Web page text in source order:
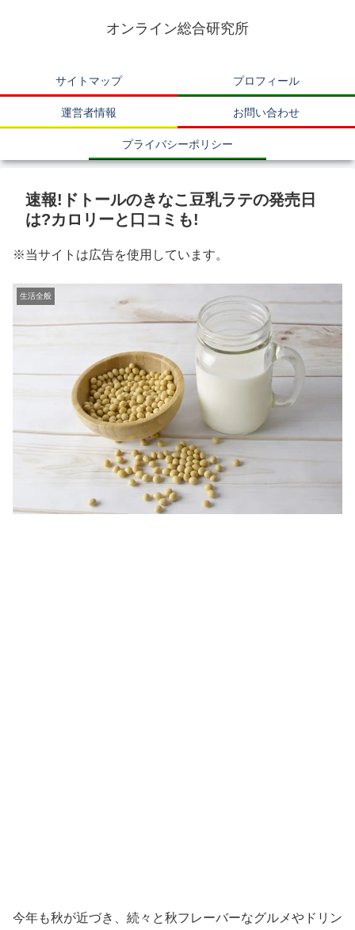
オンライン総合研究所
サイトマップ プロフィール
運営者情報 お問い合わせ
プライバシーポリシー
速報!ドトールのきなこ豆乳ラテの発売日
は?カロリーと口コミも!
※当サイトは広告を使用しています。
生活全般
今年も秋が近づき、続々と秋フレーバーなグルメやドリン